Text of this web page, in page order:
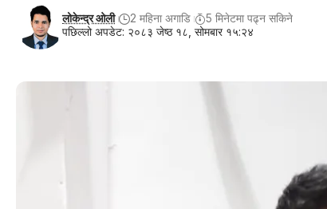
पछिल्लो अपडेट: २०८३ जेष्ठ १८, सोमबार १५:२४
लोकेन्द्र ओली 2 महिना अगाडि 5 मिनेटमा पढ्न सकिने